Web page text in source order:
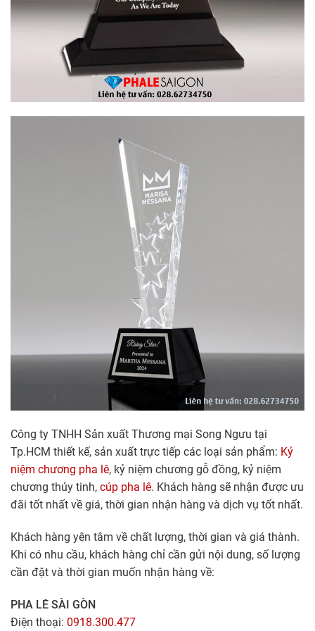
Công ty TNHH Sản xuất Thương mại Song Ngưu tại
Tp.HCM thiết kế, sản xuất trực tiếp các loại sản phẩm: Kỷ
niệm chương pha lê, kỷ niệm chương gỗ đồng, kỷ niệm
chương thủy tinh, cúp pha lê. Khách hàng sẽ nhận được ưu
đãi tốt nhất về giá, thời gian nhận hàng và dịch vụ tốt nhất.
Khách hàng yên tâm về chất lượng, thời gian và giá thành.
Khi có nhu cầu, khách hàng chỉ cần gửi nội dung, số lượng
cần đặt và thời gian muốn nhận hàng về:
PHA LÊ SÀI GÒN
Điện thoại: 0918.300.477